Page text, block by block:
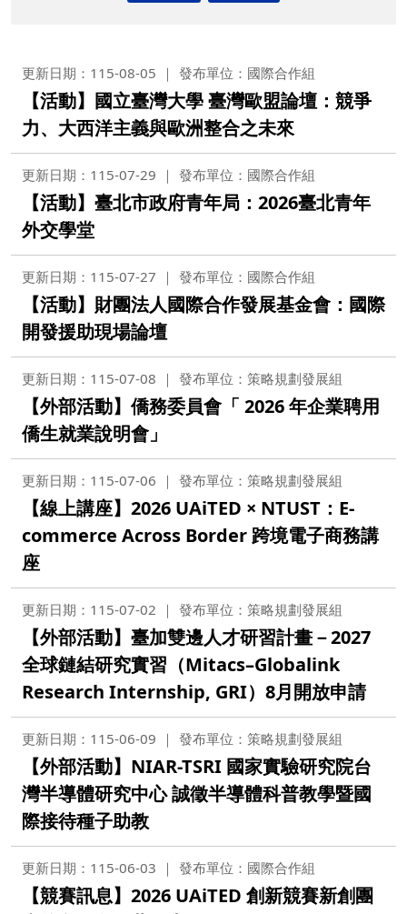
更新日期：115-08-05 發布單位：國際合作組
【活動】國立臺灣大學 臺灣歐盟論壇：競爭
力、大西洋主義與歐洲整合之未來
更新日期：115-07-29 發布單位：國際合作組
【活動】臺北市政府青年局：2026臺北青年
外交學堂
更新日期：115-07-27 發布單位：國際合作組
【活動】財團法人國際合作發展基金會：國際
開發援助現場論壇
更新日期：115-07-08 發布單位：策略規劃發展組
【外部活動】僑務委員會「 2026 年企業聘用
僑生就業說明會」
更新日期：115-07-06 發布單位：策略規劃發展組
【線上講座】2026 UAiTED × NTUST：E-
commerce Across Border 跨境電子商務講
座
更新日期：115-07-02 發布單位：策略規劃發展組
【外部活動】臺加雙邊人才研習計畫－2027
全球鏈結研究實習（Mitacs–Globalink
Research Internship, GRI）8月開放申請
更新日期：115-06-09 發布單位：策略規劃發展組
【外部活動】NIAR-TSRI 國家實驗研究院台
灣半導體研究中心 誠徵半導體科普教學暨國
際接待種子助教
更新日期：115-06-03 發布單位：國際合作組
【競賽訊息】2026 UAiTED 創新競賽新創團